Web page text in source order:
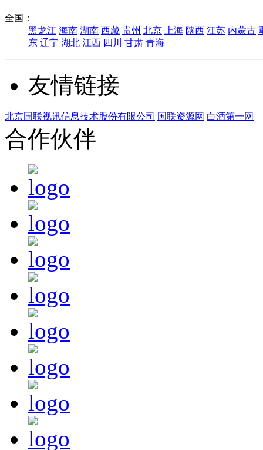
全国：
黑龙江 海南 湖南 西藏 贵州 北京 上海 陕西 江苏 内蒙古
东 辽宁 湖北 江西 四川 甘肃 青海
友情链接
北京国联视讯信息技术股份有限公司 国联资源网 白酒第一网
合作伙伴